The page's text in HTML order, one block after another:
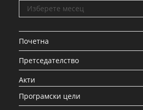
Изберете месец
Почетна
Претседателство
Акти
Програмски цели